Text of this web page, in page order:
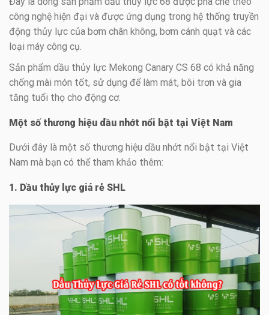
công nghệ hiện đại và được ứng dụng trong hệ thống truyền
động thủy lực của bơm chân không, bơm cánh quạt và các
loại máy công cụ.
Sản phẩm dầu thủy lực Mekong Canary CS 68 có khả năng
chống mài món tốt, sử dụng để làm mát, bôi trơn và gia
tăng tuổi thọ cho động cơ.
Một số thương hiệu dầu nhớt nổi bật tại Việt Nam
Dưới đây là một số thương hiệu dầu nhớt nổi bật tại Việt
Nam mà bạn có thể tham khảo thêm:
1. Dầu thủy lực giá rẻ SHL